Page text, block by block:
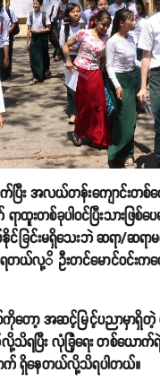
ြီး အလယ်တန်းကျောင်းတစ်က
ာထူးတစ်ခုပါဝင်ပြီးသားဖြစ်
နိုင်ခြင်းမရှိသေးဘဲ ဆရာ/ဆရ
လု့ိ ဦးတင်မောင်ဝင်းကထေ
ကိုတော့ အဆင့်မြင့်ပညာမှာရှိ
ရပြီး လုံခြုံရေး တစ်ယော
ာက် ရှိနေတယ်လို့သိရပါတယ်။